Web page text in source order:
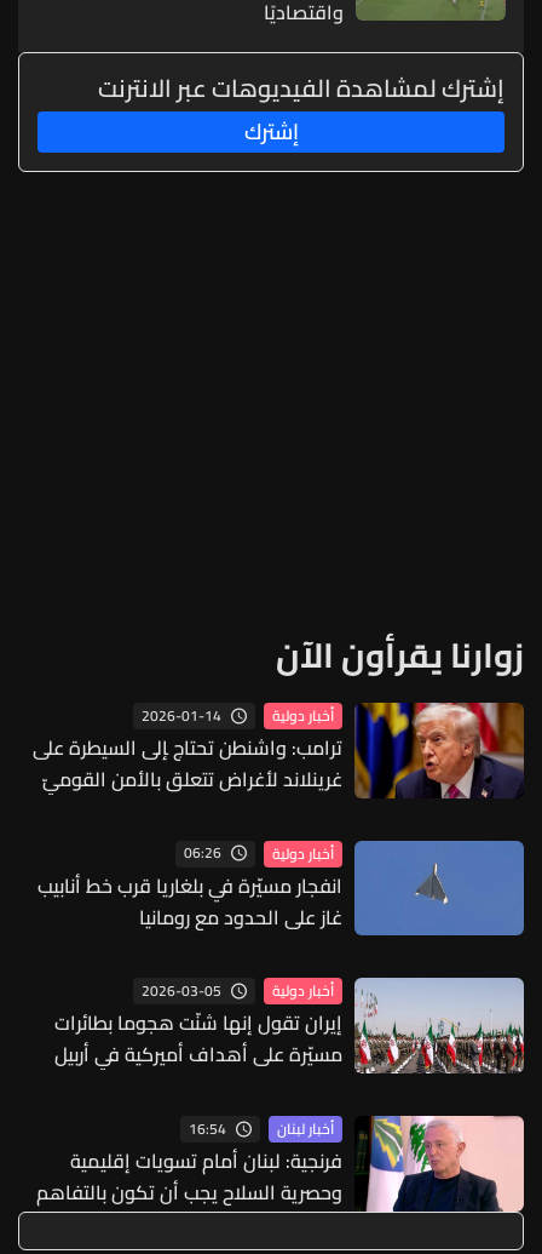
واقتصاديًا
إشترك لمشاهدة الفيديوهات عبر الانترنت
إشترك
زوارنا يقرأون الآن
أخبار دولية 2026-01-14
ترامب: واشنطن تحتاج ‍إلى ‌السيطرة ​على
غرينلاند لأغراض تتعلق ​بالأمن القوميّ
أخبار دولية 06:26
انفجار مسيّرة في بلغاريا قرب خط أنابيب
غاز على الحدود مع رومانيا
أخبار دولية 2026-03-05
إيران تقول إنها شنّت هجوما بطائرات
مسيّرة على أهداف أميركية في أربيل
أخبار لبنان 16:54
فرنجية: لبنان أمام تسويات إقليمية
وحصرية السلاح يجب أن تكون بالتفاهم
والحوار